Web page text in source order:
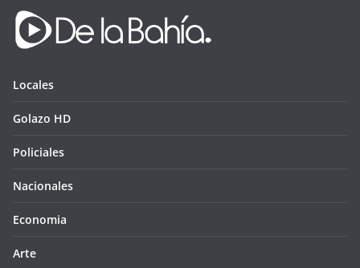
Locales
Golazo HD
Policiales
Nacionales
Economia
Arte